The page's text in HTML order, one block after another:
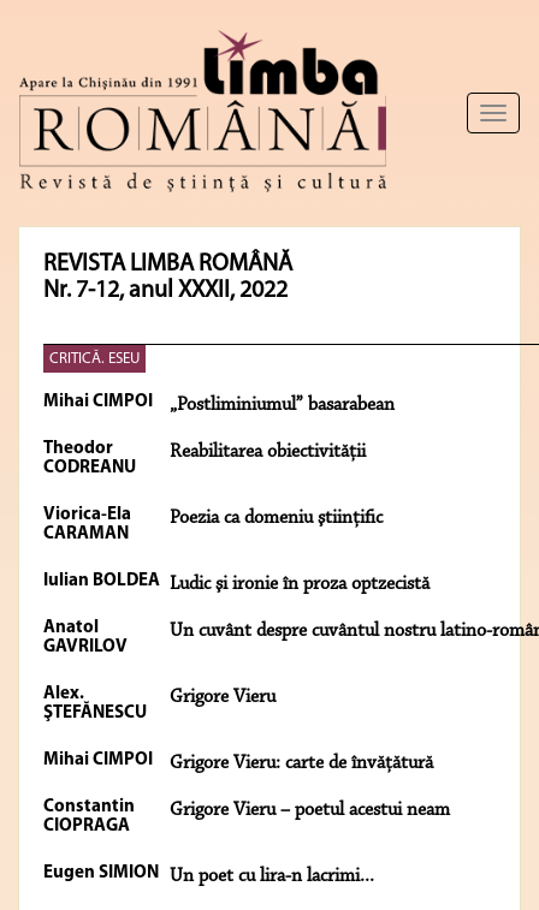
Toggle
REVISTA LIMBA ROMÂNĂ
Nr. 7-12, anul XXXII, 2022
CRITICĂ. ESEU
Mihai CIMPOI „Postliminiumul” basarabean
Theodor
CODREANU
Reabilitarea obiectivităţii
Viorica-Ela
CARAMAN
Poezia ca domeniu ştiinţific
Iulian BOLDEA Ludic şi ironie în proza optzecistă
Anatol
GAVRILOV
Un cuvânt despre cuvântul nostru latino-
Alex.
ŞTEFĂNESCU
Grigore Vieru
Mihai CIMPOI Grigore Vieru: carte de învăţătură
Constantin
CIOPRAGA
Grigore Vieru – poetul acestui neam
Eugen SIMION Un poet cu lira-n lacrimi...